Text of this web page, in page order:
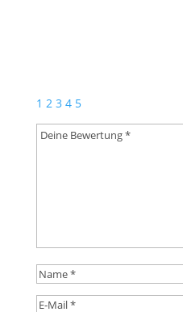
1 2 3 4 5